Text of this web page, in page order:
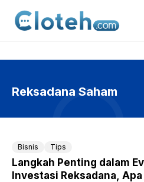
Reksadana Saham
Bisnis Tips
Langkah Penting dalam
Investasi Reksadana, Apa